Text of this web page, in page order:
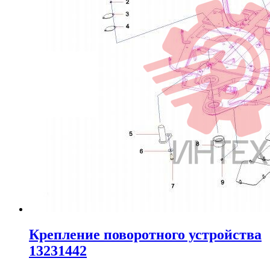
Крепление поворотного устройства
13231442